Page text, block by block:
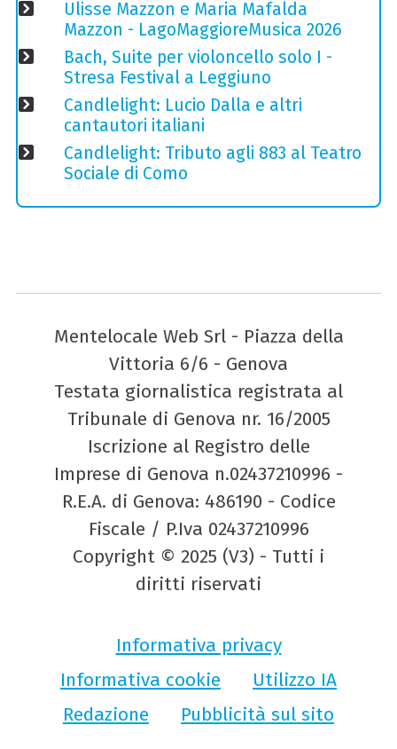
Ulisse Mazzon e Maria Mafalda
Mazzon - LagoMaggioreMusica 2026
Bach, Suite per violoncello solo I -
Stresa Festival a Leggiuno
Candlelight: Lucio Dalla e altri
cantautori italiani
Candlelight: Tributo agli 883 al Teatro
Sociale di Como
Mentelocale Web Srl - Piazza della
Vittoria 6/6 - Genova
Testata giornalistica registrata al
Tribunale di Genova nr. 16/2005
Iscrizione al Registro delle
Imprese di Genova n.02437210996 -
R.E.A. di Genova: 486190 - Codice
Fiscale / P.Iva 02437210996
Copyright © 2025 (V3) - Tutti i
diritti riservati
Informativa privacy
Informativa cookie
Utilizzo IA
Redazione
Pubblicità sul sito